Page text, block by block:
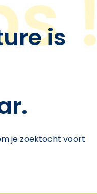
is
je zoektocht voort